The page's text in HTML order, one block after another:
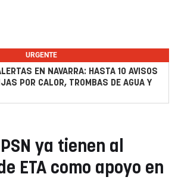
URGENTE
EN NAVARRA: HASTA 10 AVISOS
POR CALOR, TROMBAS DE AGUA Y
ya tienen al
ETA como apoyo en